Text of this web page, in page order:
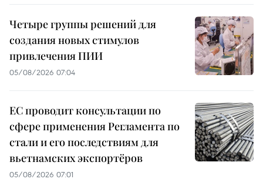
Четыре группы решений для
создания новых стимулов
привлечения ПИИ
05/08/2026 07:04
ЕС проводит консультации по
сфере применения Регламента по
стали и его последствиям для
вьетнамских экспортёров
05/08/2026 07:01